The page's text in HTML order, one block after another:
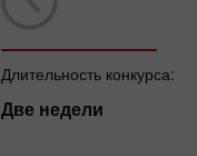
Длительность конкурса:
Две недели